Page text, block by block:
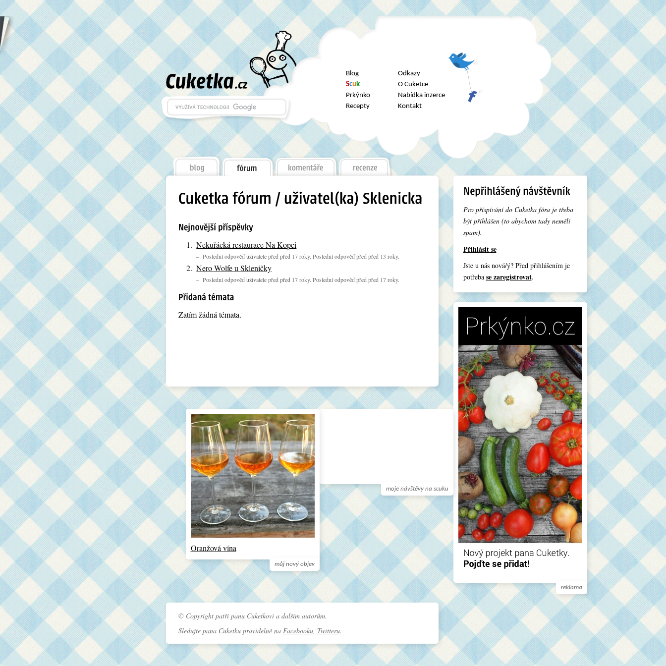
Blog
Scuk
Prkýnko
Recepty
Odkazy
O Cuketce
Nabídka inzerce
Kontakt
Nekuřácká restaurace Na Kopci
– Poslední odpověď uživatele před před 17 roky. Poslední odpověď před před 13 roky.
Nero Wolfe u Skleničky
– Poslední odpověď uživatele před před 17 roky. Poslední odpověď před před 17 roky.
Zatím žádná témata.
Pro přispívání do Cuketka fóra je třeba
být přihlášen (to abychom tady neměli
spam).
Přihlásit se
Jste u nás nová/ý? Před přihlášením je
potřeba se zaregistrovat.
reklama
moje návštěvy na scuku
můj nový objev
Oranžová vína
© Copyright patří panu Cuketkovi a dalším autorům.
Sledujte pana Cuketku pravidelně na Facebooku, Twitteru.